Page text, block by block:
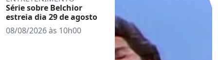
Série sobre Belchior
estreia dia 29 de agosto
08/08/2026 às 10h00